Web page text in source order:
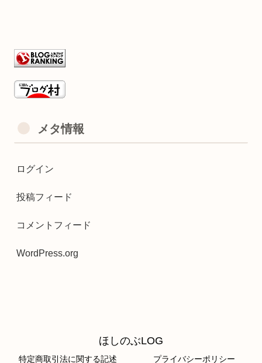
メタ情報
ログイン
投稿フィード
コメントフィード
WordPress.org
ほしのぶLOG
特定商取引法に関する記述 プライバシーポリシー